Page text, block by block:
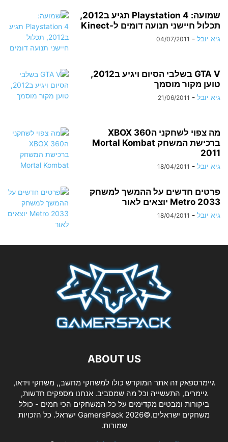
שמועה: Playstation 4 תגיע ב2012,
תכלול חיישני תנועה דומים ל-Kinect
גיא יובל -
04/07/2011
GTA V בשלבי הסיום ויגיע ב2012,
טוען מקור מוסמך
גיא יובל -
21/06/2011
מה צפוי לשחקני הXBOX 360
ברכישת המשחק Mortal Kombat
2011
גיא יובל -
18/04/2011
פרטים חדשים על ההמשך למשחק
Metro 2033 יוצאים לאור
גיא יובל -
18/04/2011
ABOUT US
גיימרספאק זה אתר המוקדש כולו למשחקי מחשב,, משחקי וידאו,
גיימרים, התעשייה וכל מה שמסביב. אנחנו מספקים חדשות,
ביקורות ומבטים מקדימים על כל המשחקים הכי חמים - כולל
משחקים ישראלים.©2026 GamersPack ישראל. כל הזכויות
שמורות.